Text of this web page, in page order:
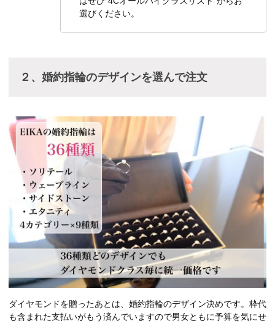
選びください。
２、婚約指輪のデザインを選んで注文
ダイヤモンドを贈ったあとは、婚約指輪のデザイン決めです。枠代
も含まれた支払いがもう済んでいますので男女ともに予算を気にせ